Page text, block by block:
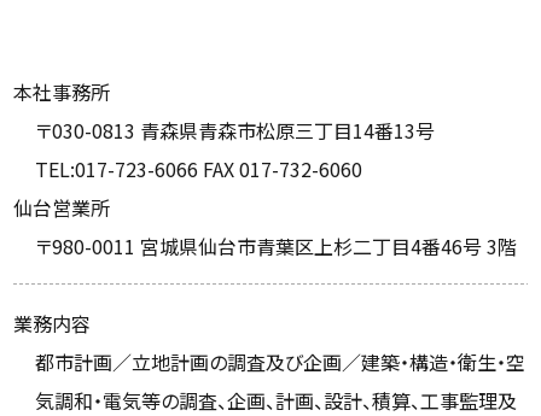
本社事務所
〒030-0813 青森県青森市松原三丁目14番13号
TEL:017-723-6066 FAX 017-732-6060
仙台営業所
〒980-0011 宮城県仙台市青葉区上杉二丁目4番46号 3階
業務内容
都市計画／立地計画の調査及び企画／建築・構造・衛生・空
気調和・電気等の調査、企画、計画、設計、積算、工事監理及